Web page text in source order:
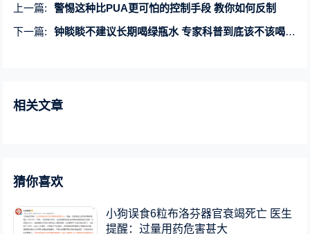
上一篇:
警惕这种比PUA更可怕的控制手段 教你如何反制
下一篇:
钟睒睒不建议长期喝绿瓶水 专家科普到底该不该喝纯净水
相关文章
猜你喜欢
小狗误食6粒布洛芬器官衰竭死亡 医生
提醒：过量用药危害甚大